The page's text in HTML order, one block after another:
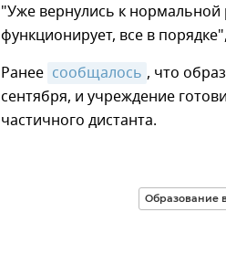
"Уже вернулись к нормальной
функционирует, все в
Ранее сообщалось , что
сентября, и учреждение
частичного дистанта.
Образование